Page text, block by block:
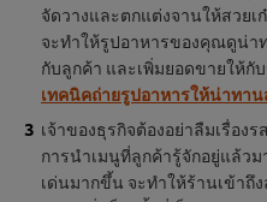
จัดวางและตกแต่งจานให้สวย
จะทำให้รูปอาหารของคุณดูน่า
กับลูกค้า และเพิ่มยอดขายให้กั
เทคนิคถ่ายรูปอาหารให้น่าทา
เจ้าของธุรกิจต้องอย่าลืมเรื่อง
การนำเมนูที่ลูกค้ารู้จักอยู่แล้ว
เด่นมากขึ้น จะทำให้ร้านเข้าถึ
We use cookies
your experience on